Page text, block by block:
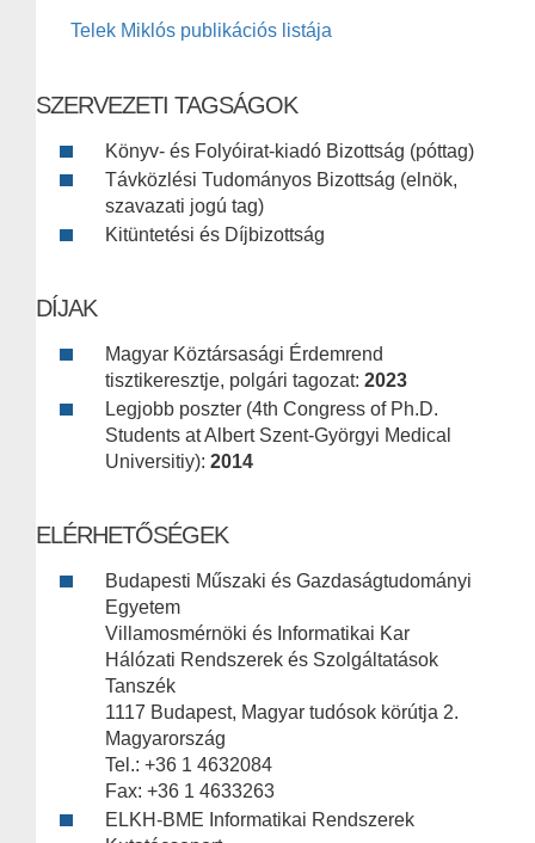
Telek Miklós publikációs listája
SZERVEZETI TAGSÁGOK
Könyv- és Folyóirat-kiadó Bizottság (póttag)
Távközlési Tudományos Bizottság (elnök,
szavazati jogú tag)
Kitüntetési és Díjbizottság
DÍJAK
Magyar Köztársasági Érdemrend
tisztikeresztje, polgári tagozat: 2023
Legjobb poszter (4th Congress of Ph.D.
Students at Albert Szent-Györgyi Medical
Universitiy): 2014
ELÉRHETŐSÉGEK
Budapesti Műszaki és Gazdaságtudományi
Egyetem
Villamosmérnöki és Informatikai Kar
Hálózati Rendszerek és Szolgáltatások
Tanszék
1117 Budapest, Magyar tudósok körútja 2.
Magyarország
Tel.: +36 1 4632084
Fax: +36 1 4633263
ELKH-BME Informatikai Rendszerek